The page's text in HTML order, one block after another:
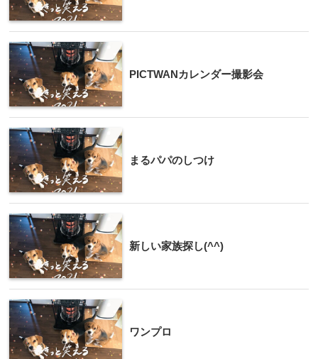
PICTWANカレンダー撮影会
まるパパのしつけ
新しい家族探し(^^)
ワンプロ